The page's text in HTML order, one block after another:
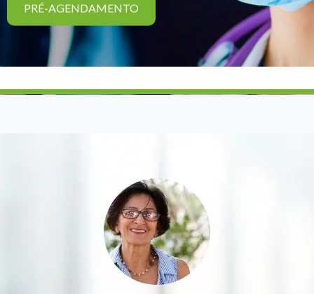
PRÉ-AGENDAMENTO